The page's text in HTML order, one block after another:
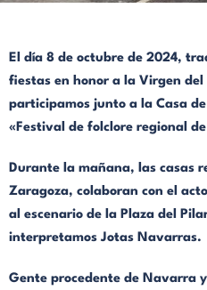
El día 8 de octubre de 2024,
fiestas en honor a la Virgen
participamos junto a la Casa
«Festival de folclore regional
Durante la mañana, las casas
Zaragoza, colaboran con el
al escenario de la Plaza del
interpretamos Jotas Navarras.
Gente procedente de Navarra